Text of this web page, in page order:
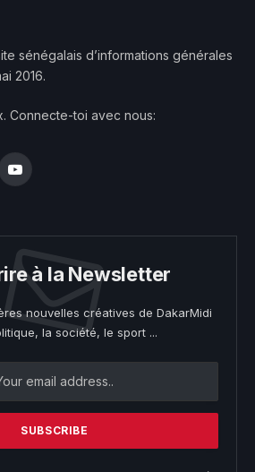
sénégalais d’informations générales
2016.
Connecte-toi avec nous:
YouTube
à la Newsletter
nouvelles créatives de DakarMidi
la société, le sport ...